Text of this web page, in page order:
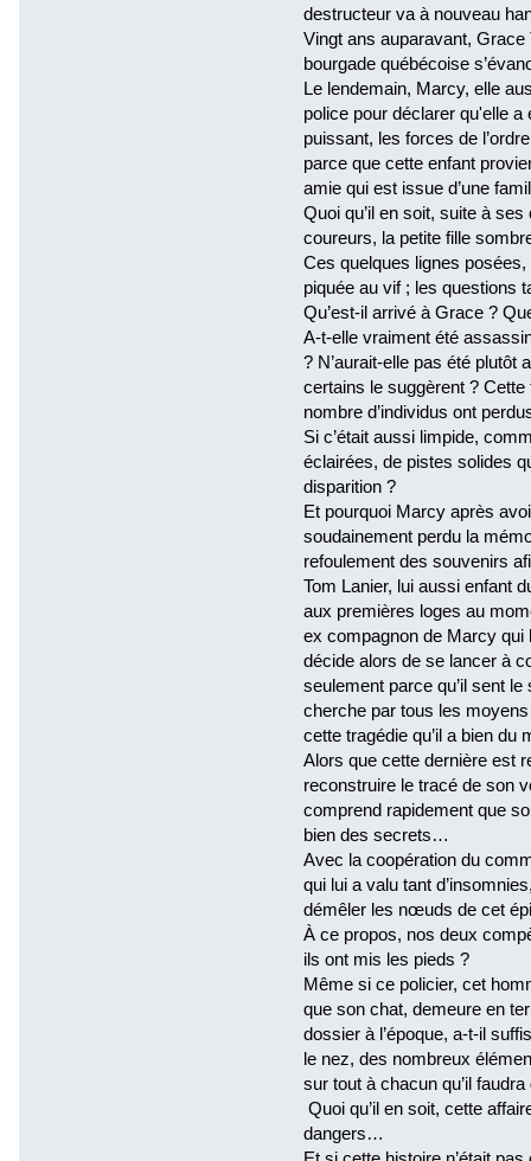
destructeur va à nouveau
Vingt ans auparavant, Grace
bourgade québécoise
Le lendemain, Marcy, elle
police pour déclarer qu'elle
puissant, les forces de
parce que cette enfant
amie qui est issue d’une
Quoi qu’il en soit, suite à
coureurs, la petite fille
Ces quelques lignes
piquée au vif ; les questions
Qu’est-il arrivé à Grace ?
A-t-elle vraiment été
? N’aurait-elle pas été
certains le suggèrent ?
nombre d’individus ont
Si c’était aussi limpide,
éclairées, de pistes solides
disparition ?
Et pourquoi Marcy après
soudainement perdu la
refoulement des souvenirs
Tom Lanier, lui aussi enfant
aux premières loges au
ex compagnon de Marcy qui
décide alors de se lancer à
seulement parce qu’il sent
cherche par tous les
cette tragédie qu’il a bien du
Alors que cette dernière est
reconstruire le tracé de son
comprend rapidement que
bien des secrets…
Avec la coopération du
qui lui a valu tant
démêler les nœuds de cet
À ce propos, nos deux
ils ont mis les pieds ?
Même si ce policier, cet
que son chat, demeure en
dossier à l’époque, a-t-il
le nez, des nombreux
sur tout à chacun qu’il faudra
Quoi qu’il en soit, cette
dangers…